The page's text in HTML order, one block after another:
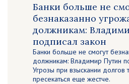
Банки больше не
безнаказанно
должникам:
подписал закон
Банки больше не смогут
должникам: Владимир Путин
Угрозы при взыскании долгов
пресекаться еще жестче.